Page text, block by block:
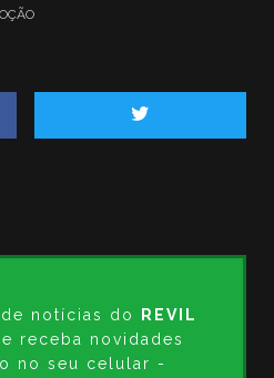
notícias do
REVIL
e receba novidades
no seu celular -